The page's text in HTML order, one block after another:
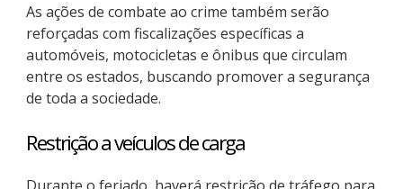
As ações de combate ao crime também serão
reforçadas com fiscalizações específicas a
automóveis, motocicletas e ônibus que circulam
entre os estados, buscando promover a segurança
de toda a sociedade.
Restrição a veículos de carga